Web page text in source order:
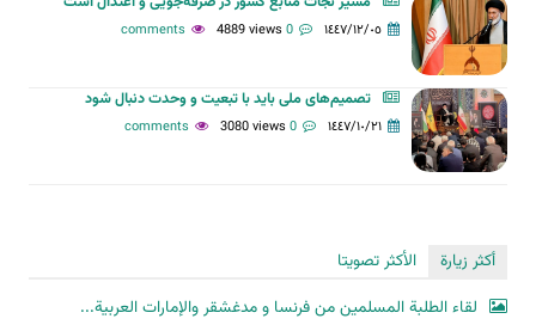
١٤٤٧/١٢/٠٥ 0 comments
4889 views
تصمیم‌های ملی باید با تبعیت و وحدت دنبال شود
١٤٤٧/١٠/٢١ 0 comments
3080 views
أكثر زيارة
الأكثر تصويتا
لقاء الطلبة المسلمين من فرنسا و مدغشقر والإمارات العربية...